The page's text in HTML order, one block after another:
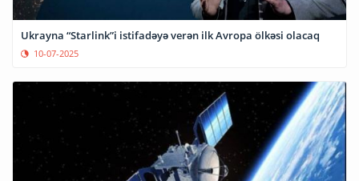
Ukrayna “Starlink”i istifadəyə verən ilk Avropa ölkəsi olacaq
10-07-2025